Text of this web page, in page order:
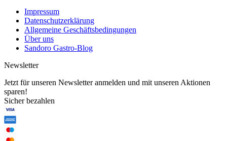
Impressum
Datenschutzerklärung
Allgemeine Geschäftsbedingungen
Über uns
Sandoro Gastro-Blog
Newsletter
Jetzt für unseren Newsletter anmelden und mit unseren Aktionen
sparen!
Sicher bezahlen